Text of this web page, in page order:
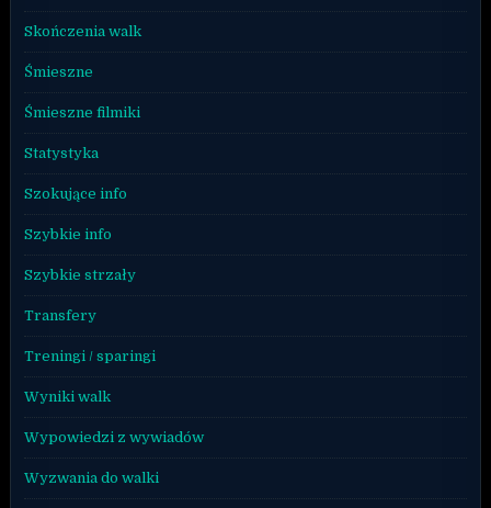
Skończenia walk
Śmieszne
Śmieszne filmiki
Statystyka
Szokujące info
Szybkie info
Szybkie strzały
Transfery
Treningi / sparingi
Wyniki walk
Wypowiedzi z wywiadów
Wyzwania do walki